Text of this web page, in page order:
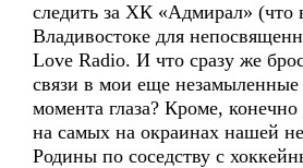
следить за ХК «Адмирал» (что
Владивостоке для
Love Radio. И что сразу же
связи в мои еще
момента глаза? Кроме,
на самых на окраинах нашей
Родины по соседству с